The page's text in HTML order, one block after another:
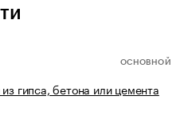
ОСНОВНОЙ
гипса, бетона или цемента